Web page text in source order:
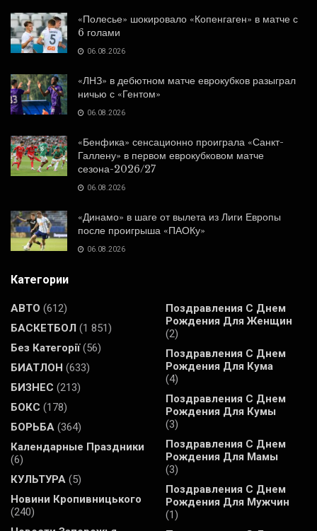
«Полесье» шокировало «Копенгаген» в матче с
6 голами
06.08.2026
«ЛНЗ» в дебютном матче еврокубков разыграл
ничью с «Гентом»
06.08.2026
«Бенфика» сенсационно проиграла «Санкт-
Галлену» в первом еврокубковом матче
сезона-2026/27
06.08.2026
«Динамо» в шаге от вылета из Лиги Европы
после проигрыша «ПАОКу»
06.08.2026
Категории
АВТО (612)
БАСКЕТБОЛ (1 851)
Без Категорії(56)
БИАТЛОН (633)
БИЗНЕС (213)
БОКС (178)
БОРЬБА (364)
Календарные Праздники
(6)
КУЛЬТУРА (5)
Новини Кропивницького
(240)
Поздравления С Днем
Рождения Для Женщин
(2)
Поздравления С Днем
Рождения Для Кума
(4)
Поздравления С Днем
Рождения Для Кумы
(3)
Поздравления С Днем
Рождения Для Мамы
(3)
Поздравления С Днем
Рождения Для Мужчин
(1)